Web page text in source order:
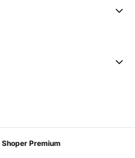
Shoper Premium